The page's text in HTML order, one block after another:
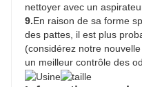
nettoyer avec un
9.En raison de sa forme
des pattes, il est plus
(considérez notre
un meilleur contrôle des